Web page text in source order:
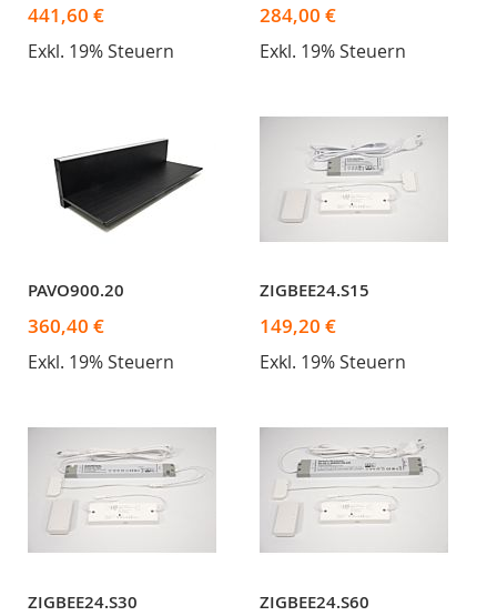
441,60 €
Exkl. 19% Steuern
284,00 €
Exkl. 19% Steuern
PAVO900.20
360,40 €
Exkl. 19% Steuern
ZIGBEE24.S15
149,20 €
Exkl. 19% Steuern
ZIGBEE24.S30 ZIGBEE24.S60